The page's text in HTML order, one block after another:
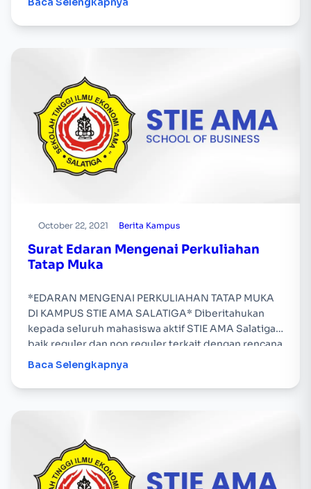
October 22, 2021 Berita Kampus
Surat Edaran Mengenai Perkuliahan
Tatap Muka
*EDARAN MENGENAI PERKULIAHAN TATAP MUKA
DI KAMPUS STIE AMA SALATIGA* Diberitahukan
kepada seluruh mahasiswa aktif STIE AMA Salatiga
baik reguler dan non reguler terkait dengan rencana
perkuliahan yang akan dilaksanakan…
Baca Selengkapnya